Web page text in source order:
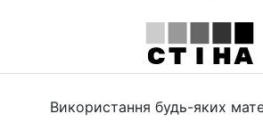
Використання будь-яких